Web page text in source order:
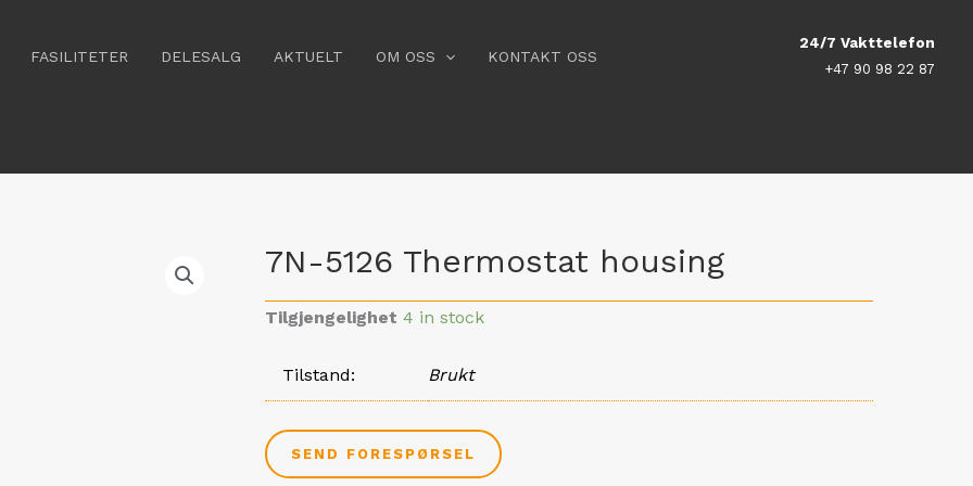
FASILITETER DELESALG AKTUELT OM OSS KONTAKT OSS
24/7 Vakttelefon
+47 90 98 22 87
7N-5126 Thermostat housing
Tilgjengelighet 4 in stock
Tilstand Brukt
SEND FORESPØRSEL